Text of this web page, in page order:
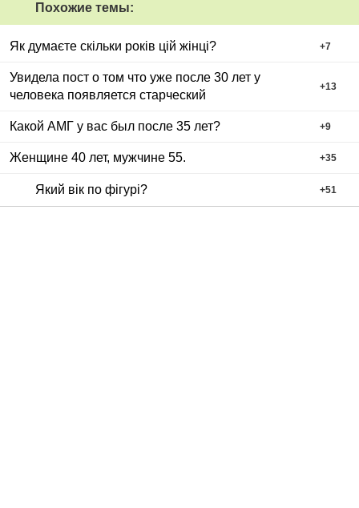
Похожие темы:
Як думаєте скільки років цій жінці? +7
Увидела пост о том что уже после 30 лет у
человека появляется старческий
+13
Какой АМГ у вас был после 35 лет? +9
Женщине 40 лет, мужчине 55. +35
Який вік по фігурі? +51